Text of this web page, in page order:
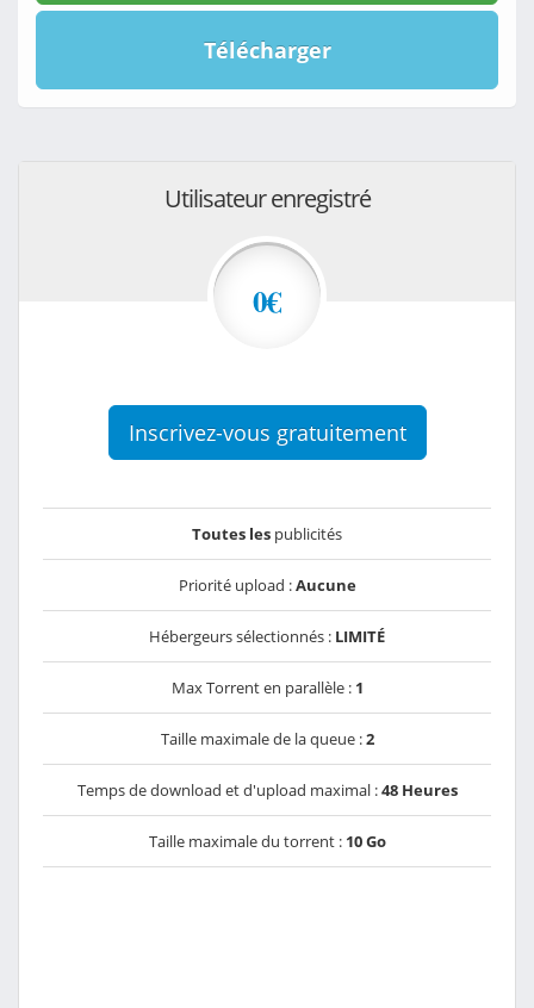
Télécharger
Utilisateur enregistré
0€
Inscrivez-vous gratuitement
Toutes les publicités
Priorité upload :Aucune
Hébergeurs sélectionnés : LIMITÉ
Max Torrent en parallèle : 1
Taille maximale de la queue :2
Temps de download et d'upload maximal :48 Heures
Taille maximale du torrent : 10 Go